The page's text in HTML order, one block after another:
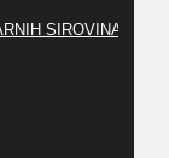
SIROVINA